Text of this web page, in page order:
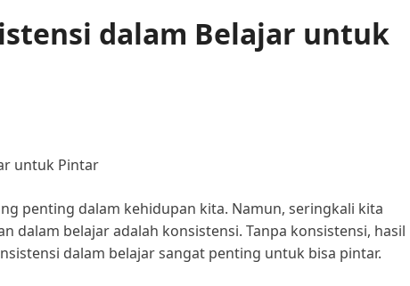
dalam Belajar untuk
untuk Pintar
penting dalam kehidupan kita. Namun, seringkali kita
dalam belajar adalah konsistensi. Tanpa konsistensi, hasil
dalam belajar sangat penting untuk bisa pintar.